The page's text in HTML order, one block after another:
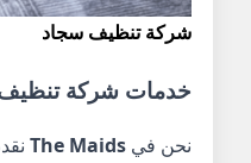
شركة تنظيف سجاد
خدمات شركة
نحن في The Maids